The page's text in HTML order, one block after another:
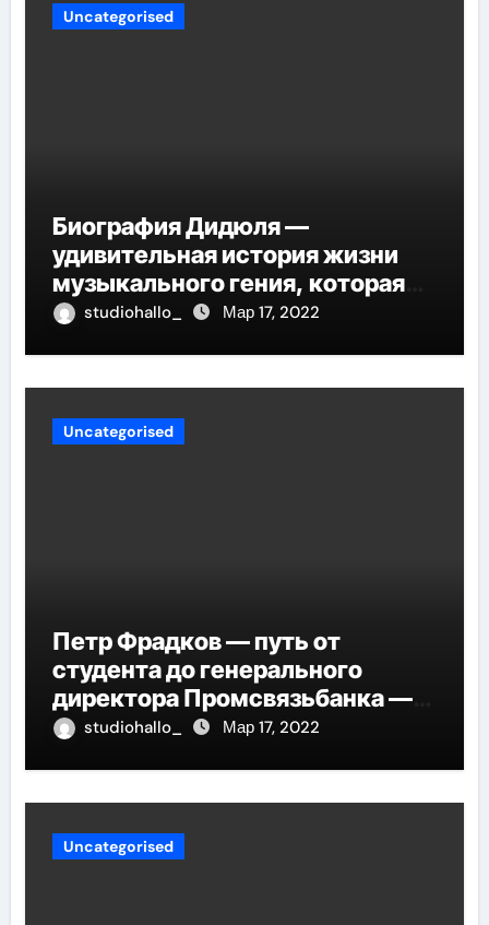
Uncategorised
Биография Дидюля —
удивительная история жизни
музыкального гения, которая
проникнет в самые глубины
studiohallo_ Мар 17, 2022
Uncategorised
Петр Фрадков — путь от
студента до генерального
директора Промсвязьбанка —
биография и рост в банковской
studiohallo_ Мар 17, 2022
Uncategorised